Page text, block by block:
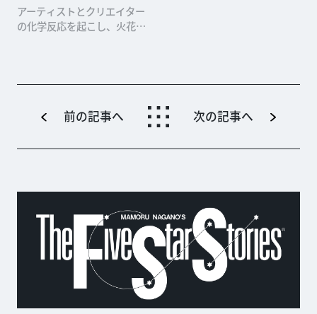
アーティストとクリエイター
の化学反応を起こし、火花を
OF TOKYO（以下、BO
TTLE OF TOKYO」（著者・
前の記事へ 次の記事へ